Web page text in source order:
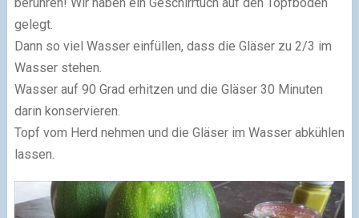
gelegt.
Dann so viel Wasser einfüllen, dass die Gläser zu 2/3 im
Wasser stehen.
Wasser auf 90 Grad erhitzen und die Gläser 30 Minuten
darin konservieren.
Topf vom Herd nehmen und die Gläser im Wasser abkühlen
lassen.